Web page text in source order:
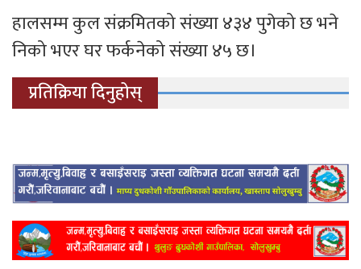
हालसम्म कुल संक्रमितको संख्या ४३४ पुगेको छ भने
निको भएर घर फर्कनेको संख्या ४५ छ।
प्रतिक्रिया दिनुहोस्